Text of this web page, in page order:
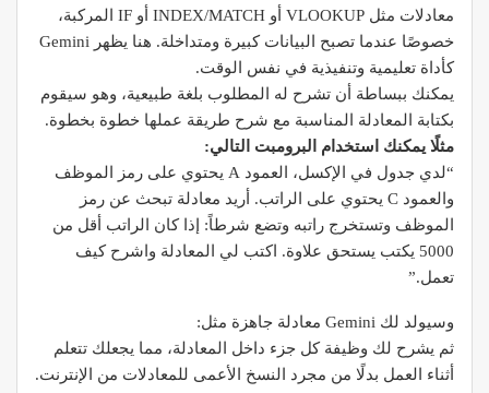
معادلات مثل VLOOKUP أو INDEX/MATCH أو IF المركبة،
خصوصًا عندما تصبح البيانات كبيرة ومتداخلة. هنا يظهر Gemini
كأداة تعليمية وتنفيذية في نفس الوقت.
يمكنك ببساطة أن تشرح له المطلوب بلغة طبيعية، وهو سيقوم
بكتابة المعادلة المناسبة مع شرح طريقة عملها خطوة بخطوة.
مثلًا يمكنك استخدام البرومبت التالي:
“لدي جدول في الإكسل، العمود A يحتوي على رمز الموظف
والعمود C يحتوي على الراتب. أريد معادلة تبحث عن رمز
الموظف وتستخرج راتبه وتضع شرطاً: إذا كان الراتب أقل من
5000 يكتب يستحق علاوة. اكتب لي المعادلة واشرح كيف
تعمل.”
وسيولد لك Gemini معادلة جاهزة مثل:
ثم يشرح لك وظيفة كل جزء داخل المعادلة، مما يجعلك تتعلم
أثناء العمل بدلًا من مجرد النسخ الأعمى للمعادلات من الإنترنت.